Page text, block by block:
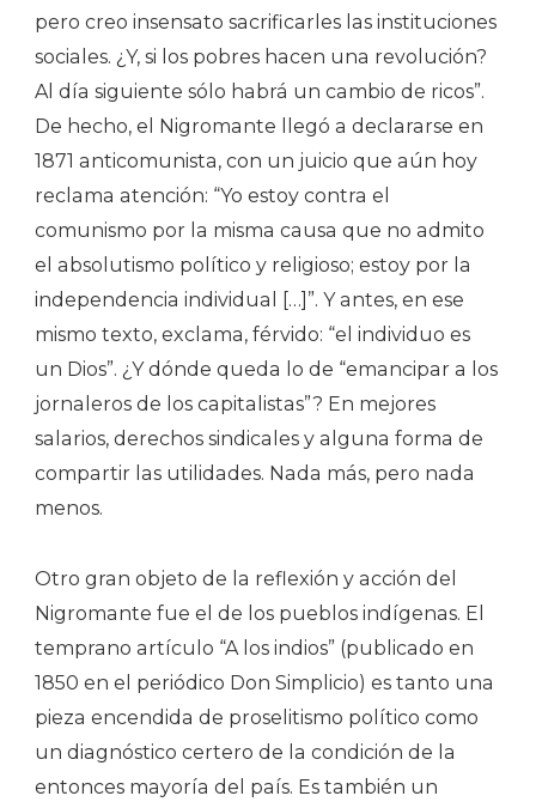
pero creo insensato sacrificarles las instituciones
sociales. ¿Y, si los pobres hacen una revolución?
Al día siguiente sólo habrá un cambio de ricos”.
De hecho, el Nigromante llegó a declararse en
1871 anticomunista, con un juicio que aún hoy
reclama atención: “Yo estoy contra el
comunismo por la misma causa que no admito
el absolutismo político y religioso; estoy por la
independencia individual […]”. Y antes, en ese
mismo texto, exclama, férvido: “el individuo es
un Dios”. ¿Y dónde queda lo de “emancipar a los
jornaleros de los capitalistas”? En mejores
salarios, derechos sindicales y alguna forma de
compartir las utilidades. Nada más, pero nada
menos.
Otro gran objeto de la reflexión y acción del
Nigromante fue el de los pueblos indígenas. El
temprano artículo “A los indios” (publicado en
1850 en el periódico Don Simplicio) es tanto una
pieza encendida de proselitismo político como
un diagnóstico certero de la condición de la
entonces mayoría del país. Es también un